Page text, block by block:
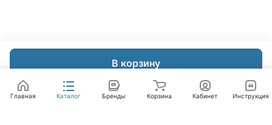
В корзину
Главная Каталог Бренды Корзина Кабинет Инструкция